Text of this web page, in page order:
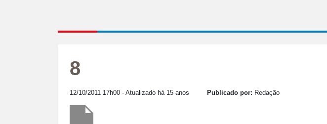
8
12/10/2011 17h00 - Atualizado há 15 anos Publicado por: Redação